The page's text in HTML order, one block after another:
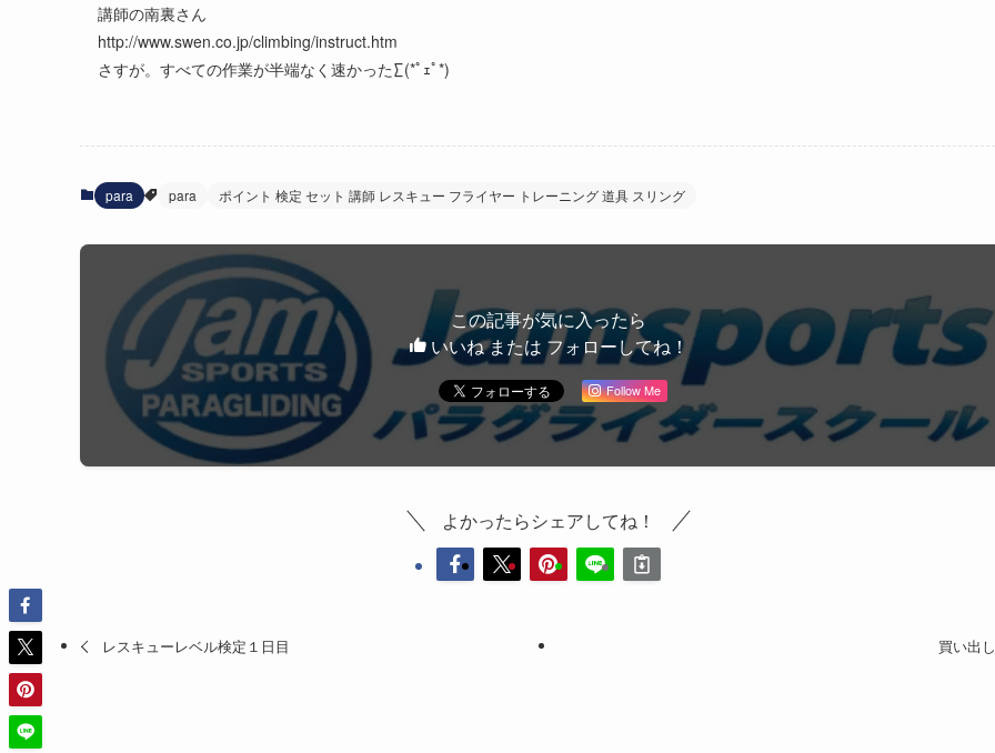
講師の南裏さん
http://www.swen.co.jp/climbing/instruct.htm
さすが。すべての作業が半端なく速かった∑(*ﾟｪﾟ*)
para para ポイント 検定 セット 講師 レスキュー フライヤー トレーニング 道具 スリング
この記事が気に入ったら
いいね または フォローしてね！
Follow Me
よかったらシェアしてね！
レスキューレベル検定１日目 買い出し